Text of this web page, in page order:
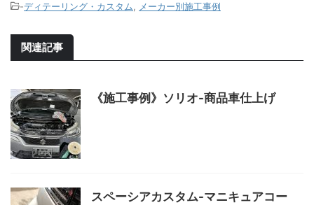
-ディテーリング・カスタム メーカー別施工事例
関連記事
《施工事例》ソリオ-商品車仕上げ
スペーシアカスタム-マニキュアコー